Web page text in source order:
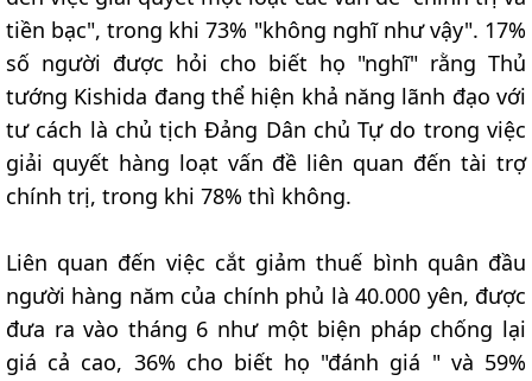
tiền bạc", trong khi 73% "không nghĩ như vậy". 17%
số người được hỏi cho biết họ "nghĩ" rằng Thủ
tướng Kishida đang thể hiện khả năng lãnh đạo với
tư cách là chủ tịch Đảng Dân chủ Tự do trong việc
giải quyết hàng loạt vấn đề liên quan đến tài trợ
chính trị, trong khi 78% thì không.
Liên quan đến việc cắt giảm thuế bình quân đầu
người hàng năm của chính phủ là 40.000 yên, được
đưa ra vào tháng 6 như một biện pháp chống lại
giá cả cao, 36% cho biết họ "đánh giá " và 59%